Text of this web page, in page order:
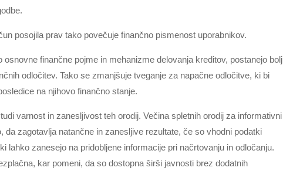
posojila prav tako povečuje finančno pismenost uporabnikov.
finančne pojme in mehanizme delovanja kreditov, postanejo bolj
odločitev. Tako se zmanjšuje tveganje za napačne odločitve, ki bi
na njihovo finančno stanje.
varnost in zanesljivost teh orodij. Večina spletnih orodij za informativni
da zagotavlja natančne in zanesljive rezultate, če so vhodni podatki
lahko zanesejo na pridobljene informacije pri načrtovanju in odločanju.
kar pomeni, da so dostopna širši javnosti brez dodatnih